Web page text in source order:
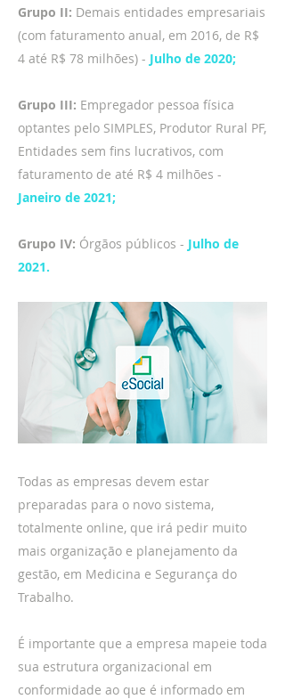
Grupo II: Demais entidades empresariais
(com faturamento anual, em 2016, de R$
4 até R$ 78 milhões) - Julho de 2020;
Grupo III: Empregador pessoa física
optantes pelo SIMPLES, Produtor Rural PF,
Entidades sem fins lucrativos, com
faturamento de até R$ 4 milhões -
Janeiro de 2021;
Grupo IV: Órgãos públicos - Julho de
2021.
Todas as empresas devem estar
preparadas para o novo sistema,
totalmente online, que irá pedir muito
mais organização e planejamento da
gestão, em Medicina e Segurança do
Trabalho.
É importante que a empresa mapeie toda
sua estrutura organizacional em
conformidade ao que é informado em